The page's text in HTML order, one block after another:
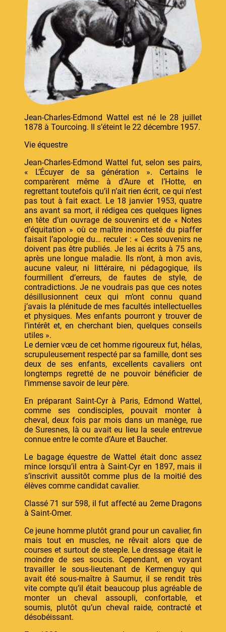
Jean-Charles-Edmond Wattel est né le 28 juillet
1878 à Tourcoing. Il s’éteint le 22 décembre 1957.
Vie équestre
Jean-Charles-Edmond Wattel fut, selon ses pairs,
« L’Écuyer de sa génération ». Certains le
comparèrent même à d’Aure et l’Hotte, en
regrettant toutefois qu’il n’ait rien écrit, ce qui n’est
pas tout à fait exact. Le 18 janvier 1953, quatre
ans avant sa mort, il rédigea ces quelques lignes
en tête d’un ouvrage de souvenirs et de « Notes
d’équitation » où ce maître incontesté du piaffer
faisait l’apologie du… reculer : « Ces souvenirs ne
doivent pas être publiés. Je les ai écrits à 75 ans,
après une longue maladie. Ils n’ont, à mon avis,
aucune valeur, ni littéraire, ni pédagogique, ils
fourmillent d’erreurs, de fautes de style, de
contradictions. Je ne voudrais pas que ces notes
désillusionnent ceux qui m’ont connu quand
j’avais la plénitude de mes facultés intellectuelles
et physiques. Mes enfants pourront y trouver de
l’intérêt et, en cherchant bien, quelques conseils
utiles ».
Le dernier vœu de cet homme rigoureux fut, hélas,
scrupuleusement respecté par sa famille, dont ses
deux de ses enfants, excellents cavaliers ont
longtemps regretté de ne pouvoir bénéficier de
l’immense savoir de leur père.
En préparant Saint-Cyr à Paris, Edmond Wattel,
comme ses condisciples, pouvait monter à
cheval, deux fois par mois dans un manège, rue
de Suresnes, là ou avait eu lieu la seule entrevue
connue entre le comte d’Aure et Baucher.
Le bagage équestre de Wattel était donc assez
mince lorsqu’il entra à Saint-Cyr en 1897, mais il
s’inscrivit aussitôt comme plus de la moitié des
élèves comme candidat cavalier.
Classé 71 sur 598, il fut affecté au 2eme Dragons
à Saint-Omer.
Ce jeune homme plutôt grand pour un cavalier, fin
mais tout en muscles, ne rêvait alors que de
courses et surtout de steeple. Le dressage était le
moindre de ses soucis. Cependant, en voyant
travailler le sous-lieutenant de Kermenguy qui
avait été sous-maître à Saumur, il se rendit très
vite compte qu’il était beaucoup plus agréable de
monter un cheval assoupli, confortable, et
soumis, plutôt qu’un cheval raide, contracté et
désobéissant.